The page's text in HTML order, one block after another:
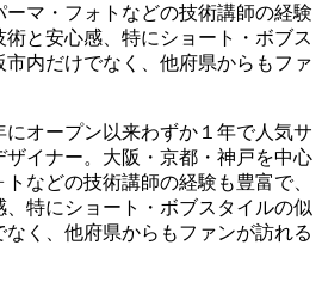
マ・フォトなどの技術講師の経験
術と安心感、特にショート・ボブス
市内だけでなく、他府県からもファ
にオープン以来わずか１年で人気サ
ザイナー。大阪・京都・神戸を中心
などの技術講師の経験も豊富で、
特にショート・ボブスタイルの似
く、他府県からもファンが訪れる